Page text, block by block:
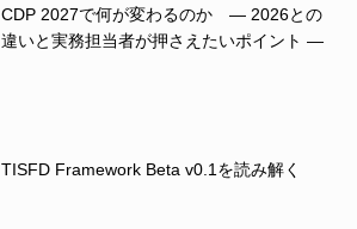
CDP 2027で何が変わるのか ― 2026との
違いと実務担当者が押さえたいポイント ―
TISFD Framework Beta v0.1を読み解く